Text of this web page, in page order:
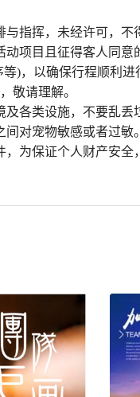
指挥，未经许可，
项目且征得客人同
)，以确保行程顺利
敬请理解。
及各类设施，不要乱丢
间对宠物敏感或者过敏
为保证个人财产安